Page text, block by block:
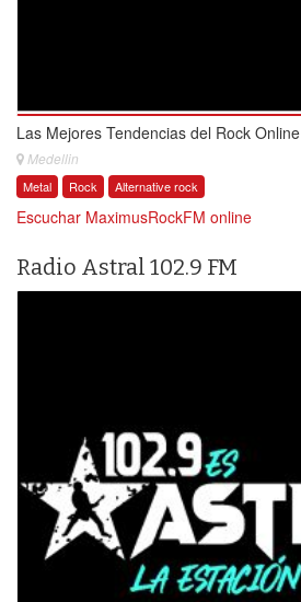
Las Mejores Tendencias del Rock Online
Medellin
Metal Rock Alternative rock
Escuchar MaximusRockFM online
Radio Astral 102.9 FM